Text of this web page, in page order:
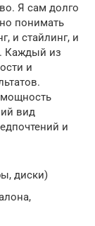
Я сам долго
понимать
и стайлинг, и
Каждый из
и
вид
и
диски)